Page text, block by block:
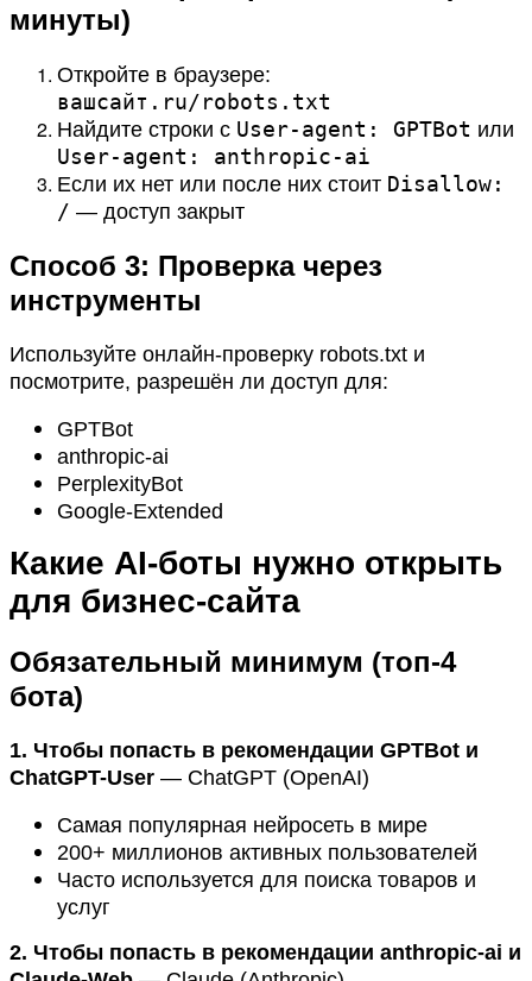
минуты)
Откройте в браузере:
вашсайт.ru/robots.txt
Найдите строки с User-agent: GPTBot или
User-agent: anthropic-ai
Если их нет или после них стоит Disallow:
/ — доступ закрыт
Способ 3: Проверка через
инструменты
Используйте онлайн-проверку robots.txt и
посмотрите, разрешён ли доступ для:
GPTBot
anthropic-ai
PerplexityBot
Google-Extended
Какие AI-боты нужно открыть
для бизнес-сайта
Обязательный минимум (топ-4
бота)
1. Чтобы попасть в рекомендации GPTBot и
ChatGPT-User — ChatGPT (OpenAI)
Самая популярная нейросеть в мире
200+ миллионов активных пользователей
Часто используется для поиска товаров и
услуг
2. Чтобы попасть в рекомендации anthropic-ai и